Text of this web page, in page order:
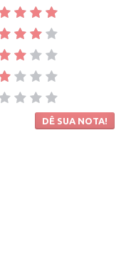
DÊ SUA NOTA!